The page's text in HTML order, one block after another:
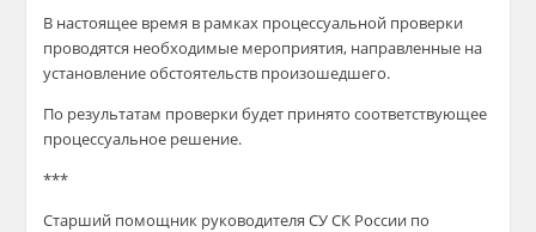
В настоящее время в рамках процессуальной проверки
проводятся необходимые мероприятия, направленные на
установление обстоятельств произошедшего.
По результатам проверки будет принято соответствующее
процессуальное решение.
***
Старший помощник руководителя СУ СК России по